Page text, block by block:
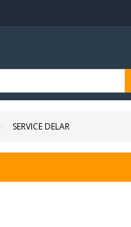
SERVICE DELAR